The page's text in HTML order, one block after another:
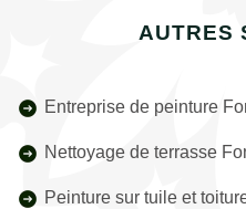
AUTRES
Entreprise de peinture
Nettoyage de terrasse
Peinture sur tuile et